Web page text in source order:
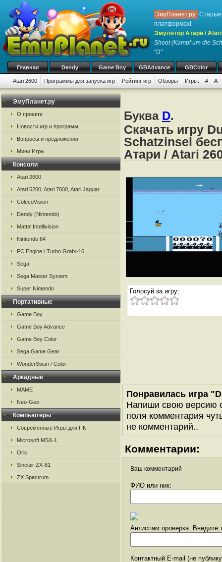
ЭмуПланет.ру: Старые
платформах!
Эмулятор Атари /
Shoot (Kampf um die
"D"
Главная Dendy Game Boy GBAdvance GBColor
Atari 2600 Программы для запуска игр Рейтинг игр Обзоры Игры: # A
ЭмуПланет.ру
О проекте
Новости игр и программ
Вопросы и предложения
Мини Игры
Консоли
Atari 2600
Atari 5200, Atari 7800, Atari Jaguar
ColecoVision
Dendy (Nintendo)
Mattel Intellivision
Nintendo 64
PC Engine / Turbo Grafx-16
Sega
Sega Master System
Super Nintendo
Портативные
Game Boy
Game Boy Advance
Game Boy Color
Sega Game Gear
WonderSwan / Color
Аркадные
MAME
Neo-Geo
Компьютеры
Современные Игры для ПК
Microsoft MSX-1
Oric
Sinclair ZX-81
ZX Spectrum
Буква D.
Скачать игру
Schatzinsel
Атари / Atari
Голосуй за игру:
Понравилась игра
Напиши свою версию
поля комментария
не комментарий..
Комментарии:
Ваш комментарий
ФИО или ник:
Антиспам проверка: Введите
Контактный E-mail (не